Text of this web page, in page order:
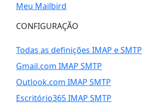
Meu Mailbird
CONFIGURAÇÃO
Todas as definições IMAP e SMTP
Gmail.com IMAP SMTP
Outlook.com IMAP SMTP
Escritório365 IMAP SMTP